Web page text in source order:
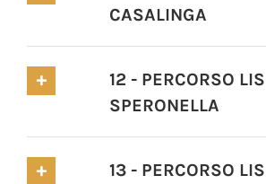
CASALINGA
12 - PERCORSO
SPERONELLA
13 - PERCORSO